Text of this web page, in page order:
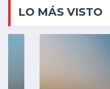
LO MÁS VISTO